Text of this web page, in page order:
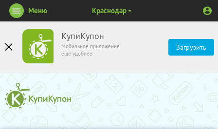
КупиКупон
Мобильное приложение
ещё удобнее
Загрузить
Меню Краснодар